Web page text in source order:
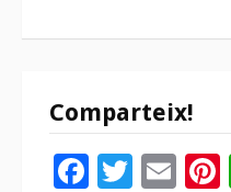
Comparteix!